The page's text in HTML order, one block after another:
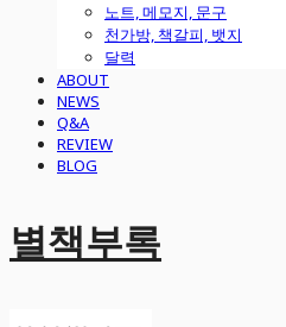
노트, 메모지, 문구
천가방, 책갈피, 뱃지
달력
ABOUT
NEWS
Q&A
REVIEW
BLOG
별책부록